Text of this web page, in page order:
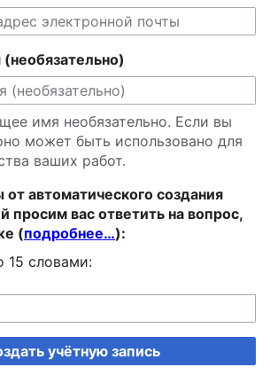
имя необязательно. Если вы
может быть использовано для
ваших работ.
автоматического создания
просим вас ответить на вопрос,
(подробнее…):
15 словами:
учётную запись